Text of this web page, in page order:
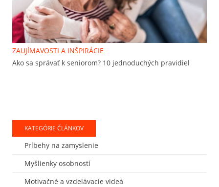
ZAUJÍMAVOSTI A INŠPIRÁCIE
Ako sa správať k seniorom? 10 jednoduchých pravidiel
KATEGÓRIE ČLÁNKOV
Príbehy na zamyslenie
Myšlienky osobností
Motivačné a vzdelávacie videá